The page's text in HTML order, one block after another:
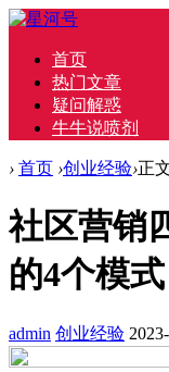
首页
热门文章
疑问解惑
牛牛说喷剂
› 首页 ›创业经验›正
社区营销
的4个模式
admin 创业经验